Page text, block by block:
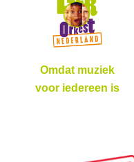
Omdat muziek
voor iedereen is